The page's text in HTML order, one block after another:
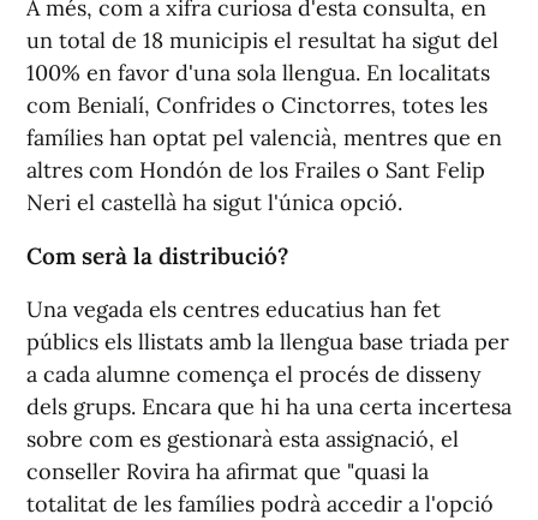
A més, com a xifra curiosa d'esta consulta, en
un total de 18 municipis el resultat ha sigut del
100% en favor d'una sola llengua. En localitats
com Benialí, Confrides o Cinctorres, totes les
famílies han optat pel valencià, mentres que en
altres com Hondón de los Frailes o Sant Felip
Neri el castellà ha sigut l'única opció.
Com serà la distribució?
Una vegada els centres educatius han fet
públics els llistats amb la llengua base triada per
a cada alumne comença el procés de disseny
dels grups. Encara que hi ha una certa incertesa
sobre com es gestionarà esta assignació, el
conseller Rovira ha afirmat que "quasi la
totalitat de les famílies podrà accedir a l'opció